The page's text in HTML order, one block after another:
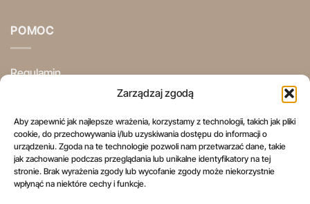
Zarządzaj zgodą
Aby zapewnić jak najlepsze wrażenia, korzystamy z technologii, takich jak pliki
cookie, do przechowywania i/lub uzyskiwania dostępu do informacji o
urządzeniu. Zgoda na te technologie pozwoli nam przetwarzać dane, takie
jak zachowanie podczas przeglądania lub unikalne identyfikatory na tej
stronie. Brak wyrażenia zgody lub wycofanie zgody może niekorzystnie
wpłynąć na niektóre cechy i funkcje.
POMOC
Regulamin
Ogólne Warunki Użytkowania
Informacje Prawne
Prawo do odstąpienia od umowy